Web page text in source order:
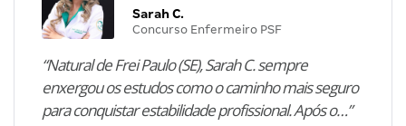
Sarah C.
Concurso Enfermeiro PSF
“Natural de Frei Paulo (SE), Sarah C. sempre
enxergou os estudos como o caminho mais seguro
para conquistar estabilidade profissional. Após o…”